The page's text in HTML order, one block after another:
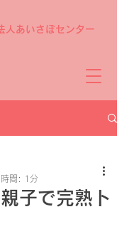
人あいさぽセンター
子で完熟ト
間: 1分